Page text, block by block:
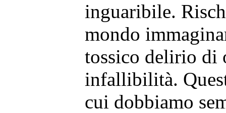
inguaribile.
mondo
tossico delirio di
infallibilità.
cui dobbiamo